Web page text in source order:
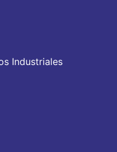
Industriales